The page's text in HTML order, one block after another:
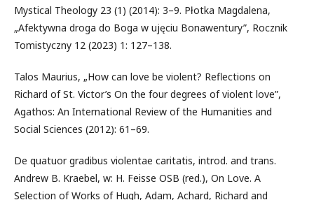
Mystical Theology 23 (1) (2014): 3–9. Płotka Magdalena,
„Afektywna droga do Boga w ujęciu Bonawentury”, Rocznik
Tomistyczny 12 (2023) 1: 127–138.
Talos Maurius, „How can love be violent? Reflections on
Richard of St. Victor’s On the four degrees of violent love”,
Agathos: An International Review of the Humanities and
Social Sciences (2012): 61–69.
De quatuor gradibus violentae caritatis, introd. and trans.
Andrew B. Kraebel, w: H. Feisse OSB (red.), On Love. A
Selection of Works of Hugh, Adam, Achard, Richard and